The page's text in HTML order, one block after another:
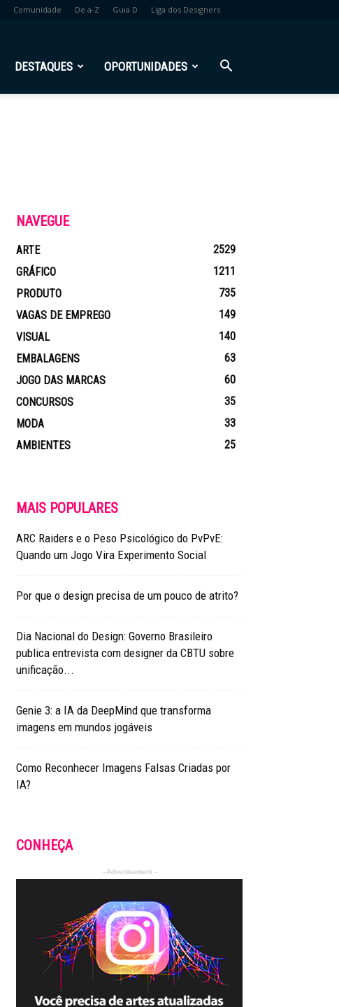
Comunidade De a-Z Guia D Liga dos Designers
DESTAQUES OPORTUNIDADES
NAVEGUE
ARTE
2529
GRÁFICO
1211
PRODUTO
735
VAGAS DE EMPREGO
149
VISUAL
140
EMBALAGENS
63
JOGO DAS MARCAS
60
CONCURSOS
35
MODA
33
AMBIENTES
25
MAIS POPULARES
ARC Raiders e o Peso Psicológico do PvPvE:
Quando um Jogo Vira Experimento Social
Por que o design precisa de um pouco de atrito?
Dia Nacional do Design: Governo Brasileiro
publica entrevista com designer da CBTU sobre
unificação...
Genie 3: a IA da DeepMind que transforma
imagens em mundos jogáveis
Como Reconhecer Imagens Falsas Criadas por
IA?
CONHEÇA
- Advertisement -